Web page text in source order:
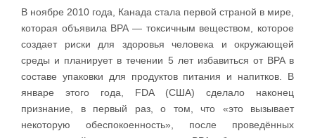
В ноябре 2010 года, Канада стала первой страной в мире,
которая объявила BPA — токсичным веществом, которое
создает риски для здоровья человека и окружающей
среды и планирует в течении 5 лет избавиться от BPA в
составе упаковки для продуктов питания и напитков. В
январе этого года, FDA (США) сделало наконец
признание, в первый раз, о том, что «это вызывает
некоторую обеспокоенность», после проведённых